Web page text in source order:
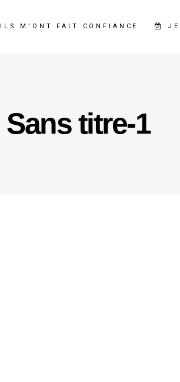
ILS M’ONT FAIT CONFIANCE
Sans titre-1